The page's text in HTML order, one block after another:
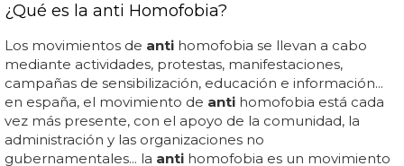
¿Qué es la anti Homofobia?
Los movimientos de anti homofobia se llevan a cabo
mediante actividades, protestas, manifestaciones,
campañas de sensibilización, educación e información...
en españa, el movimiento de anti homofobia está cada
vez más presente, con el apoyo de la comunidad, la
administración y las organizaciones no
gubernamentales... la anti homofobia es un movimiento